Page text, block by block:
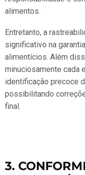
alimentos.
Entretanto, a
significativo na
alimentícios. Além
minuciosamente cada
identificação precoce
possibilitando
final.
3.